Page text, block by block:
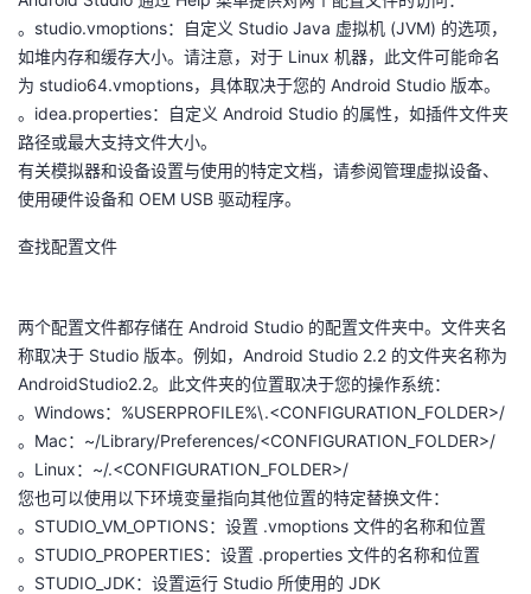
我
的
博
我
的
我
子
直
播
的
活
动
我
的
关
注
我
的
开
发
我
的
Programs
我
的
。studio.vmoptions：自定义 Studio Java 虚拟机 (JVM) 的选项，
如堆内存和缓存大小。请注意，对于 Linux 机器，此文件可能命名
为 studio64.vmoptions，具体取决于您的 Android Studio 版本。
。idea.properties：自定义 Android Studio 的属性，如插件文件夹
路径或最大支持文件大小。
有关模拟器和设备设置与使用的特定文档，请参阅管理虚拟设备、
使用硬件设备和 OEM USB 驱动程序。
查找配置文件
两个配置文件都存储在 Android Studio 的配置文件夹中。文件夹名
称取决于 Studio 版本。例如，Android Studio 2.2 的文件夹名称为
AndroidStudio2.2。此文件夹的位置取决于您的操作系统：
。Windows：%USERPROFILE%\.<CONFIGURATION_FOLDER>/
。Mac：~/Library/Preferences/<CONFIGURATION_FOLDER>/
。Linux：~/.<CONFIGURATION_FOLDER>/
您也可以使用以下环境变量指向其他位置的特定替换文件：
。STUDIO_VM_OPTIONS：设置 .vmoptions 文件的名称和位置
。STUDIO_PROPERTIES：设置 .properties 文件的名称和位置
。STUDIO_JDK：设置运行 Studio 所使用的 JDK